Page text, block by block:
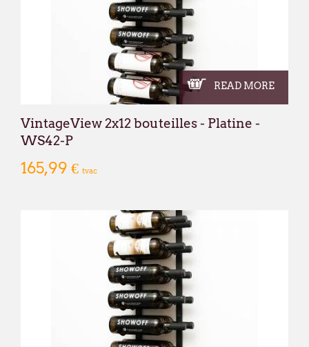
READ MORE
VintageView 2x12 bouteilles - Platine -
WS42-P
165,99 € tvac